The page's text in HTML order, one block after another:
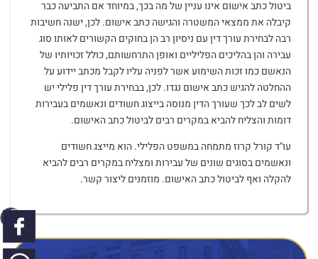
ביטול כתב אישום אינו עניין של מה בכך, במיוחד אם התביעה כבר
קיבלה את ממצאי המשטרה והגישה כתב אישום. לכן, ישנה חשיבות
רבה לבחירת עורך דין עם ניסיון רב הן בחוקים הקשורים לאותו סוג
עבירה והן בהליכים הפליליים ואופן התרחשותם, כולל זכויותיו של
הנאשם כמו זכות השימוע אשר לפניה עליו לקבל מכתב יידוע על
ההחלטה להגיש כתב אישום נגדו. לכן, בבחירת עורך דין פלילי יש
לשים לב לכך שעורך הדין מנוסה בייצוג חשודים ונאשמים בעבירות
דומות והצליח להביא במקרים רבים לביטול כתב האישום.
עו"ד קורל קרוז מתמחה במשפט הפלילי. הוא מייצג חשודים
ונאשמים בסוגים שונים של עבירות ומצליח במקרים רבים להביא
להקלה ואף לביטול כתב האישום. מוזמנים ליצור קשר.